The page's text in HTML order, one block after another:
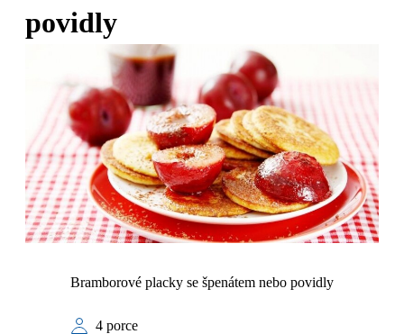
povidly
Bramborové placky se špenátem nebo povidly
4 porce